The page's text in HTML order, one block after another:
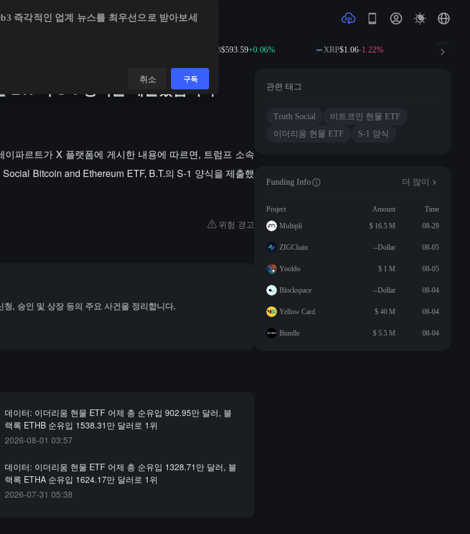
$593.59+0.06% XRP$1.06-1.22% SOL
의 S-1 양식을 제출했습니다
파르트가 X 플랫폼에 게시한 내용에 따르면, 트럼프 소속
Bitcoin and Ethereum ETF, B.T.의 S-1 양식을 제출했
위험 경고
, 승인 및 상장 등의 주요 사건을 정리합니다.
데이터: 이더리움 현물 ETF 어제 총 순유입 902.95만 달러, 블
랙록 ETHB 순유입 1538.31만 달러로 1위
2026-08-01 03:57
데이터: 이더리움 현물 ETF 어제 총 순유입 1328.71만 달러, 블
랙록 ETHA 순유입 1624.17만 달러로 1위
2026-07-31 05:38
관련 태그
Truth Social
비트코인 현물 ETF
이더리움 현물 ETF
S-1 양식
Funding Info 더 많이
Project Amount
Time
Multipli
$ 16.5 M 08-29
ZIGChain --Dollar 08-05
Yooldo $ 1 M 08-05
Blockspace --Dollar 08-04
Yellow Card $ 40 M 08-04
Bundle $ 5.5 M 08-04
즉각적인 업계 뉴스를 최우선으로 받아보세
취소 구독